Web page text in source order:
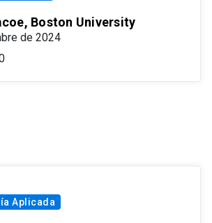
Boston University
de 2024
Aplicada